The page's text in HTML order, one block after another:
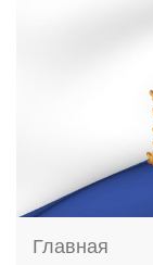
Главная